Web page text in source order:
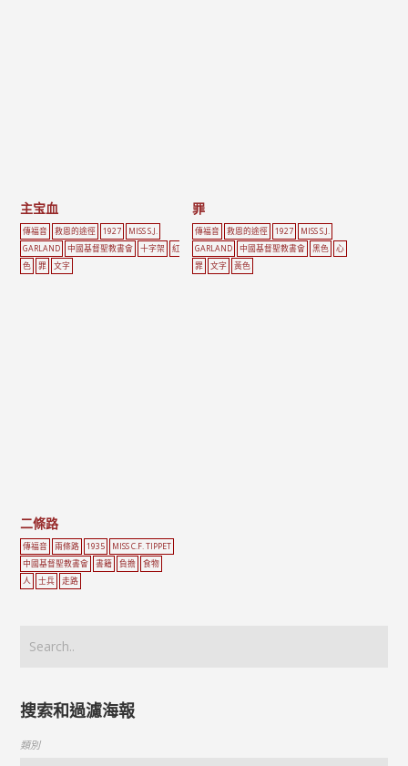
主宝血
傳福音 救恩的途徑 1927
MISS S.J.
GARLAND
中國基督聖教書會 十字架
紅
色
罪 文字
罪
傳福音 救恩的途徑 1927
MISS S.J.
GARLAND
中國基督聖教書會 黑色
心
罪
文字 黃色
二條路
傳福音 兩條路 1935
MISS C.F. TIPPET
中國基督聖教書會
書籍 負擔
食物
人
士兵 走路
搜索和過濾海報
類別